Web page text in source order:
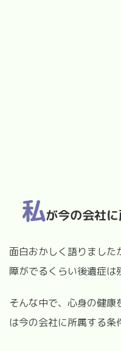
私が今の会社
面白おかしく語りました
障がでるくらい後遺症は
そんな中で、心身の健
は今の会社に所属する条